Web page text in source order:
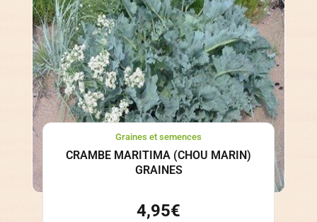
Graines et semences
CRAMBE MARITIMA (CHOU MARIN)
GRAINES
4,95€